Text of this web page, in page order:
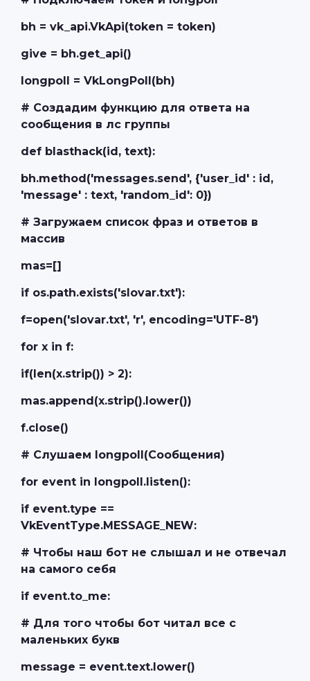
bh = vk_api.VkApi(token = token)
give = bh.get_api()
longpoll = VkLongPoll(bh)
# Создадим функцию для ответа на
сообщения в лс группы
def blasthack(id, text):
bh.method('messages.send', {'user_id' : id,
'message' : text, 'random_id': 0})
# Загружаем список фраз и ответов в
массив
mas=[]
if os.path.exists('slovar.txt'):
f=open('slovar.txt', 'r', encoding='UTF-8')
for x in f:
if(len(x.strip()) > 2):
mas.append(x.strip().lower())
f.close()
# Слушаем longpoll(Сообщения)
for event in longpoll.listen():
if event.type ==
VkEventType.MESSAGE_NEW:
# Чтобы наш бот не слышал и не отвечал
на самого себя
if event.to_me:
# Для того чтобы бот читал все с
маленьких букв
message = event.text.lower()